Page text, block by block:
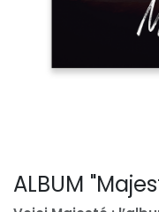
ALBUM